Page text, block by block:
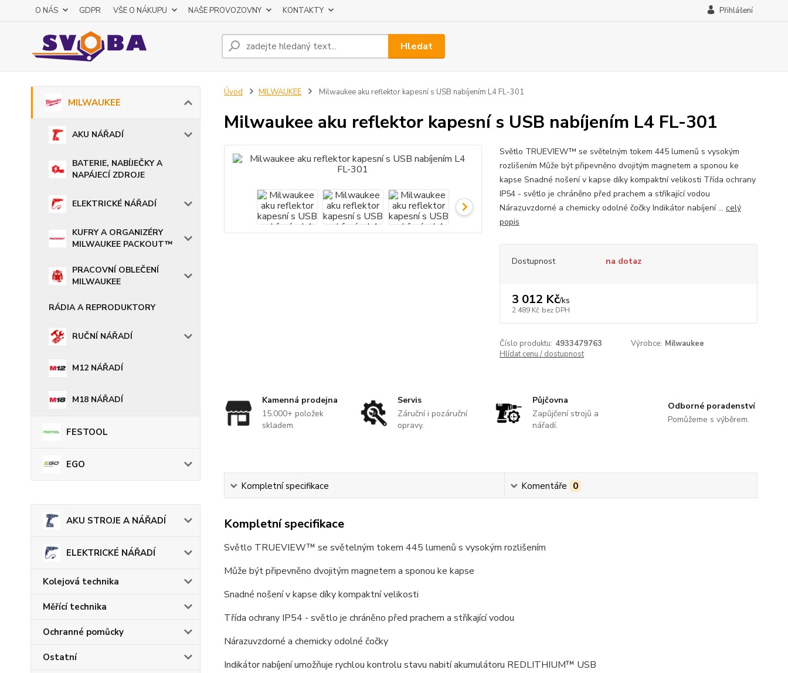
O NÁS GDPR VŠE O NÁKUPU NAŠE PROVOZOVNY KONTAKTY Přihlášení
Hledat
MILWAUKEE
AKU NÁŘADÍ
BATERIE, NABÍJEČKY A
NAPÁJECÍ ZDROJE
ELEKTRICKÉ NÁŘADÍ
KUFRY A ORGANIZÉRY
MILWAUKEE PACKOUT™
PRACOVNÍ OBLEČENÍ
MILWAUKEE
RÁDIA A REPRODUKTORY
RUČNÍ NÁŘADÍ
M12 NÁŘADÍ
M18 NÁŘADÍ
FESTOOL
EGO
AKU STROJE A NÁŘADÍ
ELEKTRICKÉ NÁŘADÍ
Kolejová technika
Měřící technika
Ochranné pomůcky
Ostatní
Úvod MILWAUKEE Milwaukee aku reflektor kapesní s USB nabíjením L4 FL-301
Milwaukee aku reflektor kapesní s USB nabíjením L4 FL-301
Světlo TRUEVIEW™ se světelným tokem 445 lumenů s vysokým
rozlišením Může být připevněno dvojitým magnetem a sponou ke
kapse Snadné nošení v kapse díky kompaktní velikosti Třída ochrany
IP54 - světlo je chráněno před prachem a stříkající vodou
Nárazuvzdorné a chemicky odolné čočky Indikátor nabíjení ... celý
popis
Dostupnost na dotaz
3 012 Kč/ks
2 489 Kč bez DPH
Číslo produktu: 4933479763 Výrobce: Milwaukee
Hlídat cenu / dostupnost
Kamenná prodejna
15.000+ položek
skladem.
Servis
Záruční i pozáruční
opravy.
Půjčovna
Zapůjčení strojů a
nářadí.
Odborné poradenství
Pomůžeme s výběrem.
Kompletní specifikace Komentáře 0
Kompletní specifikace
Světlo TRUEVIEW™ se světelným tokem 445 lumenů s vysokým rozlišením
Může být připevněno dvojitým magnetem a sponou ke kapse
Snadné nošení v kapse díky kompaktní velikosti
Třída ochrany IP54 - světlo je chráněno před prachem a stříkající vodou
Nárazuvzdorné a chemicky odolné čočky
Indikátor nabíjení umožňuje rychlou kontrolu stavu nabití akumulátoru REDLITHIUM™ USB